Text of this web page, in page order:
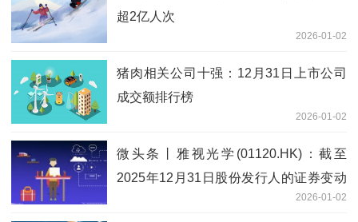
超2亿人次
2026-01-02
猪肉相关公司十强：12月31日上市公司
成交额排行榜
2026-01-02
微头条丨雅视光学(01120.HK)：截至
2025年12月31日股份发行人的证券变动
2026-01-02